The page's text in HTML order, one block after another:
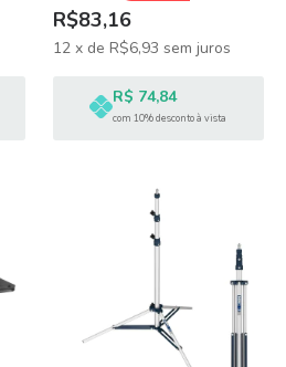
R$83,16
12 x de R$6,93 sem juros
R$ 74,84
com 10% desconto à vista